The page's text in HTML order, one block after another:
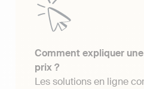
Comment expliquer
prix ?
Les solutions en ligne